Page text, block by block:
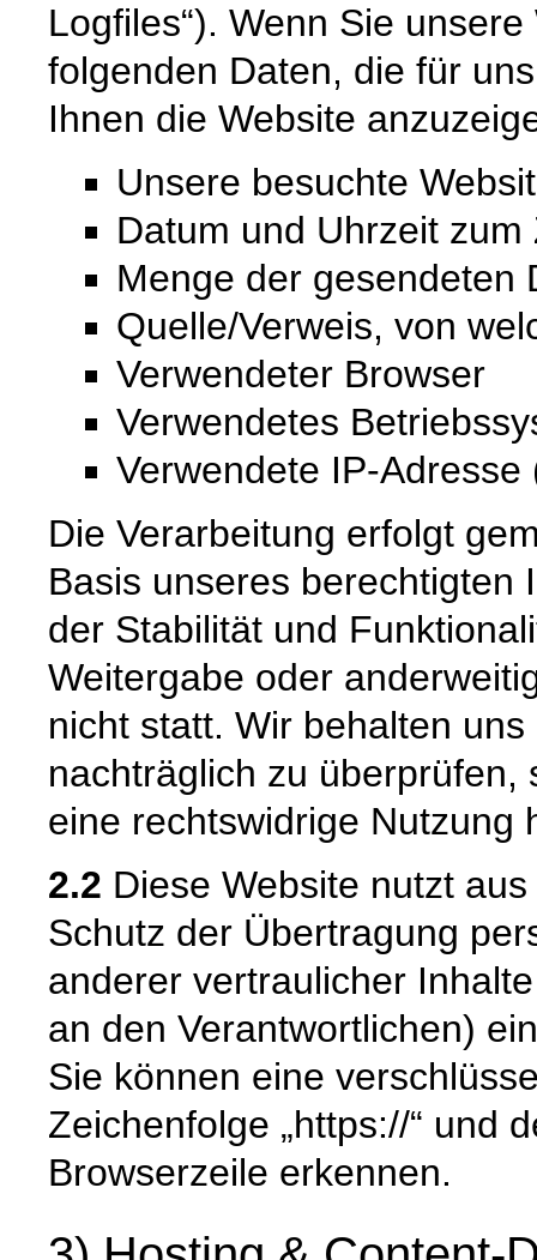
Logfiles“). Wenn Sie
folgenden Daten, die für
Ihnen die Website
Unsere besuchte
Datum und Uhrzeit
Menge der gesendeten
Quelle/Verweis, von
Verwendeter Browser
Verwendetes
Verwendete IP-
Die Verarbeitung erfolgt
Basis unseres berechtigten
der Stabilität und
Weitergabe oder
nicht statt. Wir behalten
nachträglich zu überprüfen,
eine rechtswidrige Nutzung
2.2 Diese Website nutzt
Schutz der Übertragung
anderer vertraulicher
an den Verantwortlichen)
Sie können eine
Zeichenfolge „https://“ und
Browserzeile erkennen.